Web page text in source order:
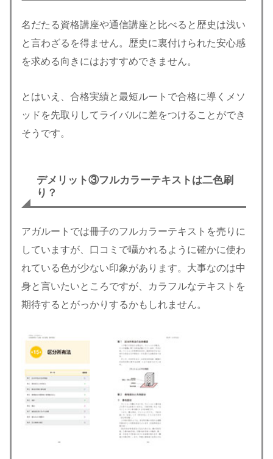
名だたる資格講座や通信講座と比べると歴史は浅い
と言わざるを得ません。歴史に裏付けられた安心感
を求める向きにはおすすめできません。
とはいえ、合格実績と最短ルートで合格に導くメソ
ッドを先取りしてライバルに差をつけることができ
そうです。
デメリット③フルカラーテキストは二色刷
り？
アガルートでは冊子のフルカラーテキストを売りに
していますが、口コミで囁かれるように確かに使わ
れている色が少ない印象があります。大事なのは中
身と言いたいところですが、カラフルなテキストを
期待するとがっかりするかもしれません。